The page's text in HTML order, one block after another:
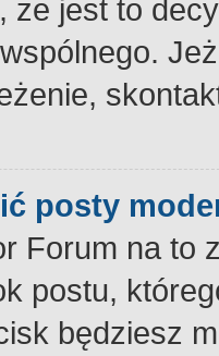
że jest to
posty
Forum na to
postu,
będziesz